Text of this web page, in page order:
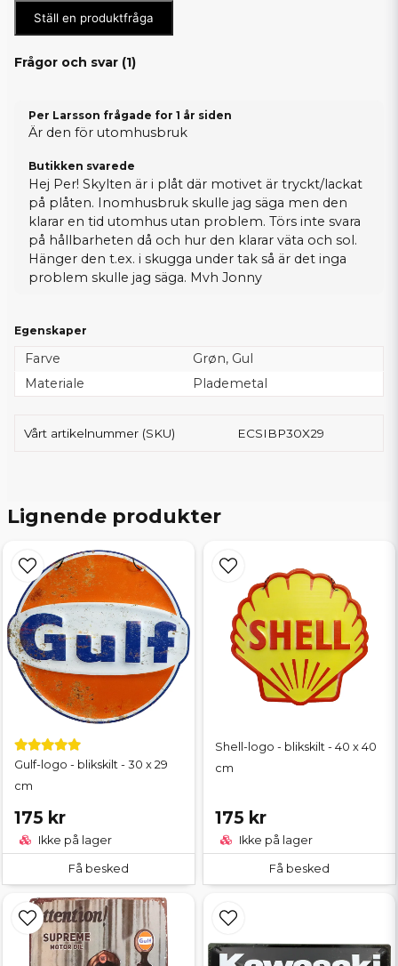
Ställ en produktfråga
Frågor och svar (1)
Per Larsson frågade for 1 år siden
Är den för utomhusbruk
Butikken svarede
Hej Per! Skylten är i plåt där motivet är tryckt/lackat
på plåten. Inomhusbruk skulle jag säga men den
klarar en tid utomhus utan problem. Törs inte svara
på hållbarheten då och hur den klarar väta och sol.
Hänger den t.ex. i skugga under tak så är det inga
problem skulle jag säga. Mvh Jonny
Egenskaper
Farve
Grøn, Gul
Materiale
Plademetal
Vårt artikelnummer (SKU) ECSIBP30X29
Lignende produkter
Gulf-logo - blikskilt - 30 x 29
cm
175 kr
Ikke på lager
Få besked
Shell-logo - blikskilt - 40 x 40
cm
175 kr
Ikke på lager
Få besked